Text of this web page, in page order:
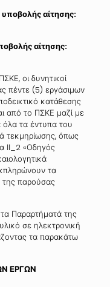
αίτησης:
αίτησης:
οι δυνητικοί
πέντε (5) εργάσιμων
κατάθεσης
από το ΠΣΚΕ μαζί με
όλα τα έντυπα του
τεκμηρίωσης, όπως
ΙΙ_2 «Οδηγός
τα
της παρούσας
Παραρτήματά της
σε ηλεκτρονική
τα παρακάτω
ΕΡΓΩΝ